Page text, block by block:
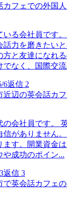
カフェでの外国
いる会社員です
話力を磨きたい
と友達になれ
なく、国際交
6返信 2
近辺の英会話カ
の会社員です。
信がありません
ます。開業資金
や成功のポイン...
返信 3
で英会話カフェ